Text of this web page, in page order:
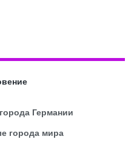
Германии
города мира